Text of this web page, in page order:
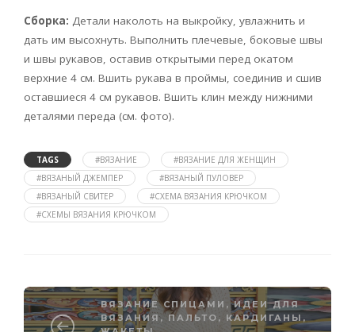
Сборка: Детали наколоть на выкройку, увлажнить и
дать им высохнуть. Выполнить плечевые, боковые швы
и швы рукавов, оставив открытыми перед окатом
верхние 4 см. Вшить рукава в проймы, соединив и сшив
оставшиеся 4 см рукавов. Вшить клин между нижними
деталями переда (см. фото).
TAGS #ВЯЗАНИЕ
#ВЯЗАНИЕ ДЛЯ ЖЕНЩИН
#ВЯЗАНЫЙ ДЖЕМПЕР
#ВЯЗАНЫЙ ПУЛОВЕР
#ВЯЗАНЫЙ СВИТЕР
#СХЕМА ВЯЗАНИЯ КРЮЧКОМ
#СХЕМЫ ВЯЗАНИЯ КРЮЧКОМ
ВЯЗАНИЕ СПИЦАМИ ,ИДЕИ ДЛЯ
ВЯЗАНИЯ, ПАЛЬТО, КАРДИГАНЫ,